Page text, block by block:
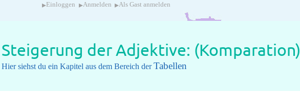
▸ Einloggen ▸Anmelden ▸Als Gast anmelden
Steigerung der Adjektive: (Komparation)
Hier siehst du ein Kapitel aus dem Bereich derTabellen